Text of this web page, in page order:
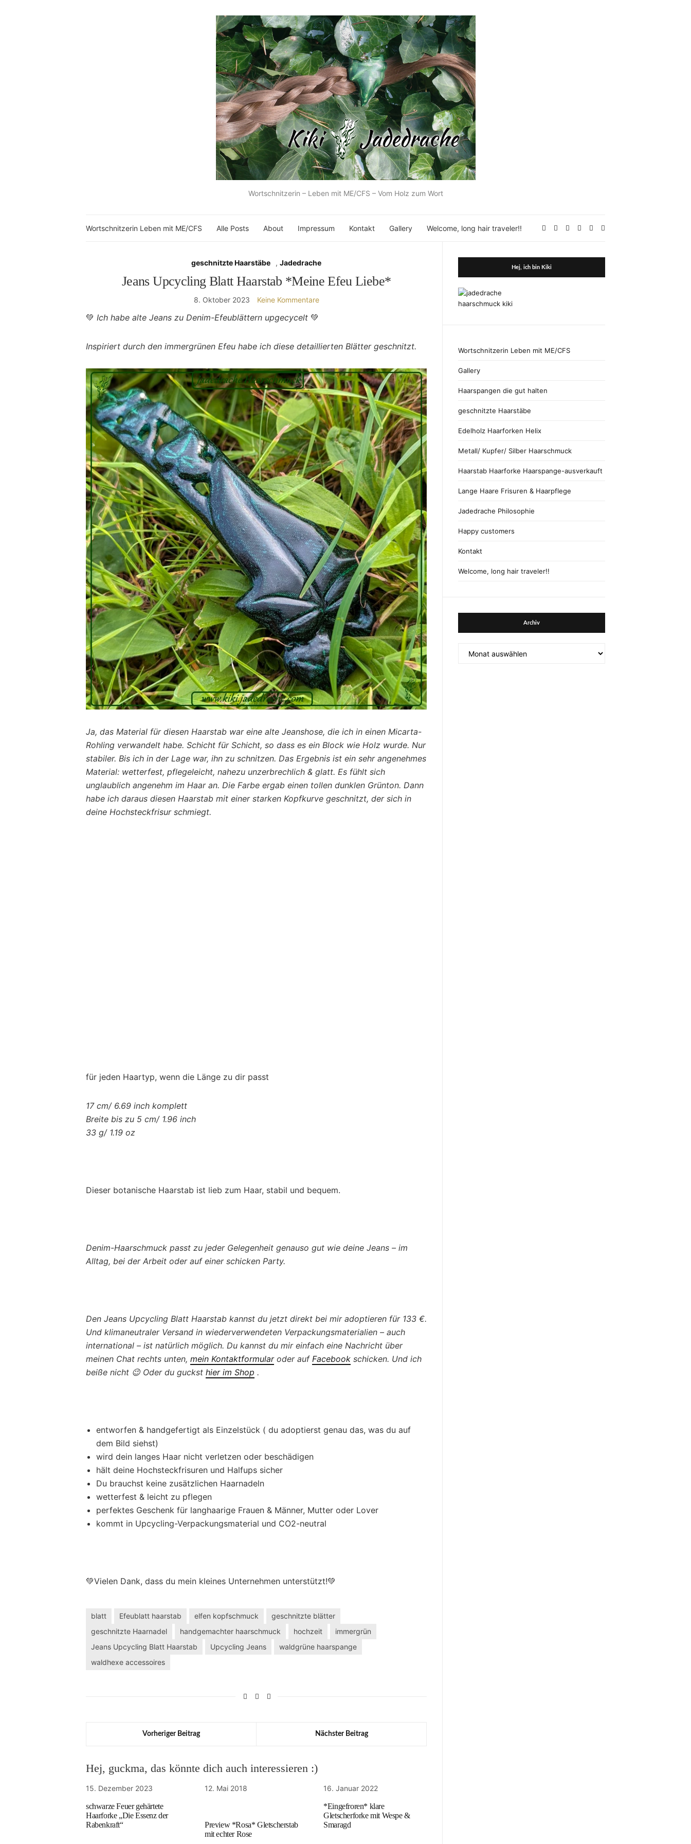
Wortschnitzerin – Leben mit ME/CFS – Vom Holz zum Wort
Wortschnitzerin Leben mit ME/CFS Alle Posts About Impressum Kontakt Gallery Welcome, long hair traveler!!
geschnitzte Haarstäbe ,Jadedrache
Jeans Upcycling Blatt Haarstab *Meine Efeu Liebe*
8. Oktober 2023 Keine Kommentare
💚 Ich habe alte Jeans zu Denim-Efeublättern upgecycelt 💚
Inspiriert durch den immergrünen Efeu habe ich diese detaillierten Blätter geschnitzt.
Ja, das Material für diesen Haarstab war eine alte Jeanshose, die ich in einen Micarta-
Rohling verwandelt habe. Schicht für Schicht, so dass es ein Block wie Holz wurde. Nur
stabiler. Bis ich in der Lage war, ihn zu schnitzen. Das Ergebnis ist ein sehr angenehmes
Material: wetterfest, pflegeleicht, nahezu unzerbrechlich & glatt. Es fühlt sich
unglaublich angenehm im Haar an. Die Farbe ergab einen tollen dunklen Grünton. Dann
habe ich daraus diesen Haarstab mit einer starken Kopfkurve geschnitzt, der sich in
deine Hochsteckfrisur schmiegt.
für jeden Haartyp, wenn die Länge zu dir passt
17 cm/ 6.69 inch komplett
Breite bis zu 5 cm/ 1.96 inch
33 g/ 1.19 oz
Dieser botanische Haarstab ist lieb zum Haar, stabil und bequem.
Denim-Haarschmuck passt zu jeder Gelegenheit genauso gut wie deine Jeans – im
Alltag, bei der Arbeit oder auf einer schicken Party.
Den Jeans Upcycling Blatt Haarstab kannst du jetzt direkt bei mir adoptieren für 133 €.
Und klimaneutraler Versand in wiederverwendeten Verpackungsmaterialien – auch
international – ist natürlich möglich. Du kannst du mir einfach eine Nachricht über
meinen Chat rechts unten, mein Kontaktformularoder auf Facebook schicken. Und ich
beiße nicht 😉 Oder du guckst hier im Shop .
entworfen & handgefertigt als Einzelstück ( du adoptierst genau das, was du auf
dem Bild siehst)
wird dein langes Haar nicht verletzen oder beschädigen
hält deine Hochsteckfrisuren und Halfups sicher
Du brauchst keine zusätzlichen Haarnadeln
wetterfest & leicht zu pflegen
perfektes Geschenk für langhaarige Frauen & Männer, Mutter oder Lover
kommt in Upcycling-Verpackungsmaterial und CO2-neutral
💚Vielen Dank, dass du mein kleines Unternehmen unterstützt!💚
blatt Efeublatt haarstab elfen kopfschmuck
geschnitzte blätter
geschnitzte Haarnadel
handgemachter haarschmuck hochzeit
immergrün
Jeans Upcycling Blatt Haarstab
Upcycling Jeans
waldgrüne haarspange
waldhexe accessoires
Vorheriger Beitrag Nächster Beitrag
Hej, guckma, das könnte dich auch interessieren :)
15. Dezember 2023
schwarze Feuer gehärtete
Haarforke „Die Essenz der
Rabenkraft“
12. Mai 2018
Preview *Rosa* Gletscherstab
mit echter Rose
16. Januar 2022
*Eingefroren* klare
Gletscherforke mit Wespe &
Smaragd
Hej, ich bin Kiki
Wortschnitzerin Leben mit ME/CFS
Gallery
Haarspangen die gut halten
geschnitzte Haarstäbe
Edelholz Haarforken Helix
Metall/ Kupfer/ Silber Haarschmuck
Haarstab Haarforke Haarspange-ausverkauft
Lange Haare Frisuren & Haarpflege
Jadedrache Philosophie
Happy customers
Kontakt
Welcome, long hair traveler!!
Archiv